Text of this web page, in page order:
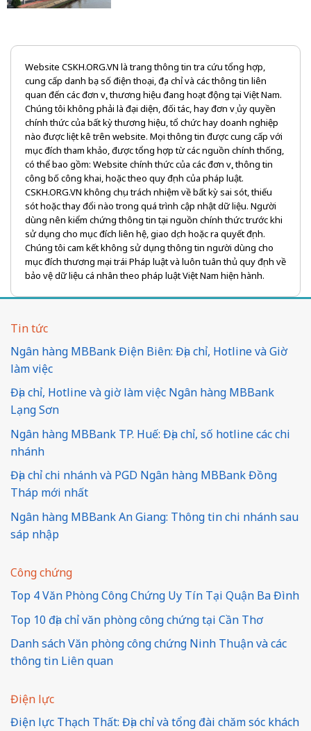
Website CSKH.ORG.VN là trang thông tin tra cứu tổng hợp,
cung cấp danh bạ số điện thoại, địa chỉ và các thông tin liên
quan đến các đơn vị, thương hiệu đang hoạt động tại Việt Nam.
Chúng tôi không phải là đại diện, đối tác, hay đơn vị ủy quyền
chính thức của bất kỳ thương hiệu, tổ chức hay doanh nghiệp
nào được liệt kê trên website. Mọi thông tin được cung cấp với
mục đích tham khảo, được tổng hợp từ các nguồn chính thống,
có thể bao gồm: Website chính thức của các đơn vị, thông tin
công bố công khai, hoặc theo quy định của pháp luật.
CSKH.ORG.VN không chịu trách nhiệm về bất kỳ sai sót, thiếu
sót hoặc thay đổi nào trong quá trình cập nhật dữ liệu. Người
dùng nên kiểm chứng thông tin tại nguồn chính thức trước khi
sử dụng cho mục đích liên hệ, giao dịch hoặc ra quyết định.
Chúng tôi cam kết không sử dụng thông tin người dùng cho
mục đích thương mại trái Pháp luật và luôn tuân thủ quy định về
bảo vệ dữ liệu cá nhân theo pháp luật Việt Nam hiện hành.
Tin tức
Ngân hàng MBBank Điện Biên: Địa chỉ, Hotline và Giờ
làm việc
Địa chỉ, Hotline và giờ làm việc Ngân hàng MBBank
Lạng Sơn
Ngân hàng MBBank TP. Huế: Địa chỉ, số hotline các chi
nhánh
Địa chỉ chi nhánh và PGD Ngân hàng MBBank Đồng
Tháp mới nhất
Ngân hàng MBBank An Giang: Thông tin chi nhánh sau
sáp nhập
Công chứng
Top 4 Văn Phòng Công Chứng Uy Tín Tại Quận Ba Đình
Top 10 địa chỉ văn phòng công chứng tại Cần Thơ
Danh sách Văn phòng công chứng Ninh Thuận và các
thông tin Liên quan
Điện lực
Điện lực Thạch Thất: Địa chỉ và tổng đài chăm sóc khách